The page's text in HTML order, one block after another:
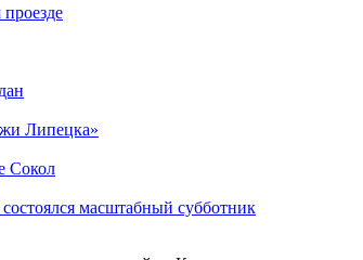
Липецка»
Сокол
масштабный субботник